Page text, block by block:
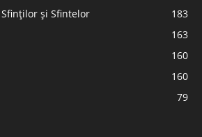
și Sfintelor
183
163
160
160
79